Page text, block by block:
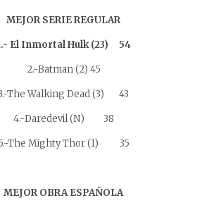
MEJOR SERIE REGULAR
El Inmortal Hulk (23) 54
2.-Batman (2) 45
The Walking Dead (3) 43
4.-Daredevil (N) 38
The Mighty Thor (1) 35
MEJOR OBRA ESPAÑOLA